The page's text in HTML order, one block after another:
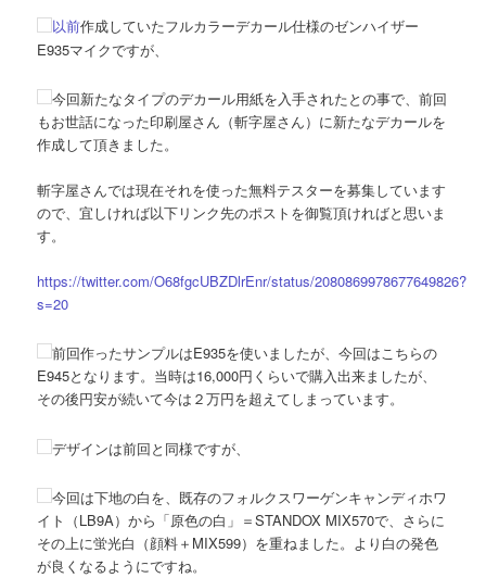
以前作成していたフルカラーデカール仕様のゼンハイザー
E935マイクですが、
今回新たなタイプのデカール用紙を入手されたとの事で、前回
もお世話になった印刷屋さん（斬字屋さん）に新たなデカールを
作成して頂きました。
斬字屋さんでは現在それを使った無料テスターを募集しています
ので、宜しければ以下リンク先のポストを御覧頂ければと思いま
す。
https://twitter.com/O68fgcUBZDlrEnr/status/2080869978677649826?
s=20
前回作ったサンプルはE935を使いましたが、今回はこちらの
E945となります。当時は16,000円くらいで購入出来ましたが、
その後円安が続いて今は２万円を超えてしまっています。
デザインは前回と同様ですが、
今回は下地の白を、既存のフォルクスワーゲンキャンディホワ
イト（LB9A）から「原色の白」＝STANDOX MIX570で、さらに
その上に蛍光白（顔料＋MIX599）を重ねました。より白の発色
が良くなるようにですね。